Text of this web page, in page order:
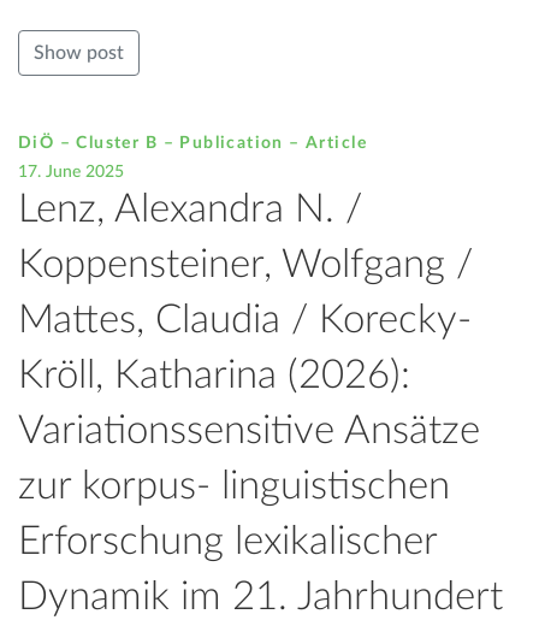
Show post
DiÖ – Cluster B – Publication –Article
17. June 2025
Lenz, Alexandra N. /
Koppensteiner, Wolfgang /
Mattes, Claudia / Korecky-
Kröll, Katharina (2026):
Variationssensitive Ansätze
zur korpus- linguistischen
Erforschung lexikalischer
Dynamik im 21. Jahrhundert